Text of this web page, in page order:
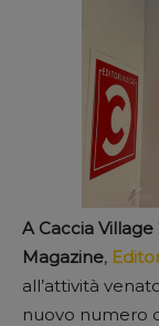
A Caccia
Magazine,
all’attività
nuovo numero